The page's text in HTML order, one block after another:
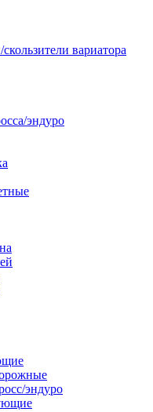
вариатора
эндуро
эндуро